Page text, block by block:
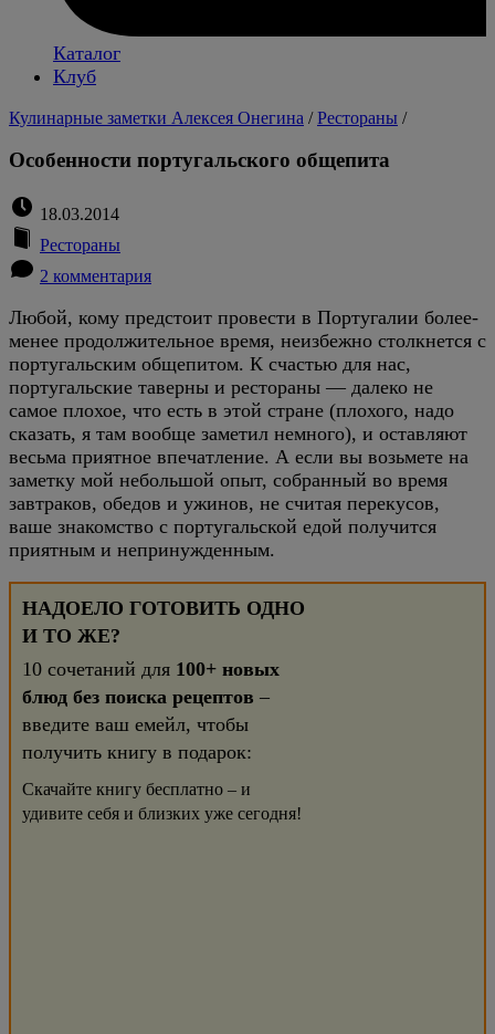
Каталог
Клуб
Кулинарные заметки Алексея Онегина /Рестораны /
Особенности португальского общепита
18.03.2014
Рестораны
2 комментария
Любой, кому предстоит провести в Португалии более-
менее продолжительное время, неизбежно столкнется с
португальским общепитом. К счастью для нас,
португальские таверны и рестораны — далеко не
самое плохое, что есть в этой стране (плохого, надо
сказать, я там вообще заметил немного), и оставляют
весьма приятное впечатление. А если вы возьмете на
заметку мой небольшой опыт, собранный во время
завтраков, обедов и ужинов, не считая перекусов,
ваше знакомство с португальской едой получится
приятным и непринужденным.
НАДОЕЛО ГОТОВИТЬ ОДНО
И ТО ЖЕ?
10 сочетаний для 100+ новых
блюд без поиска рецептов –
введите ваш емейл, чтобы
получить книгу в подарок:
Скачайте книгу бесплатно – и
удивите себя и близких уже сегодня!